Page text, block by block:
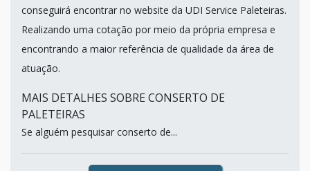
conseguirá encontrar no website da UDI Service Paleteiras.
Realizando uma cotação por meio da própria empresa e
encontrando a maior referência de qualidade da área de
atuação.
MAIS DETALHES SOBRE CONSERTO DE
PALETEIRAS
Se alguém pesquisar conserto de...